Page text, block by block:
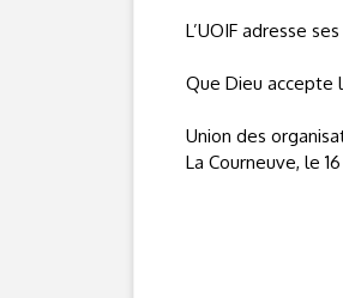
L’UOIF adresse
Que Dieu accepte
Union des
La Courneuve, le